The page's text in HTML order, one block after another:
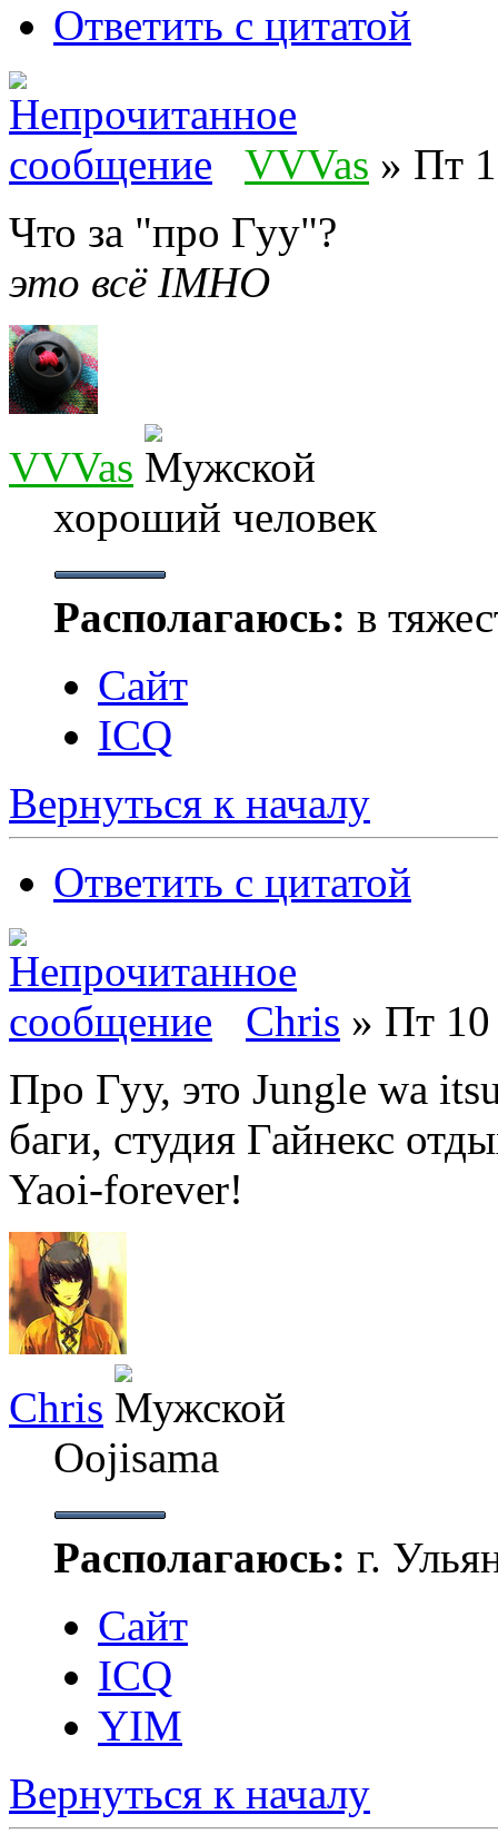
Ответить с цитатой
VVVas » Пт
Что за "про Гуу"?
это всё IMHO
VVVas
хороший человек
Располагаюсь: в
Сайт
ICQ
Вернуться к началу
Ответить с цитатой
Chris » Пт
Про Гуу, это Jungle wa
баги, студия Гайнекс
Yaoi-forever!
Chris
Oojisama
Располагаюсь: г.
Сайт
ICQ
YIM
Вернуться к началу